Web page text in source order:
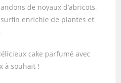
de noyaux d’abricots,
enrichie de plantes et
cake parfumé avec
à souhait !